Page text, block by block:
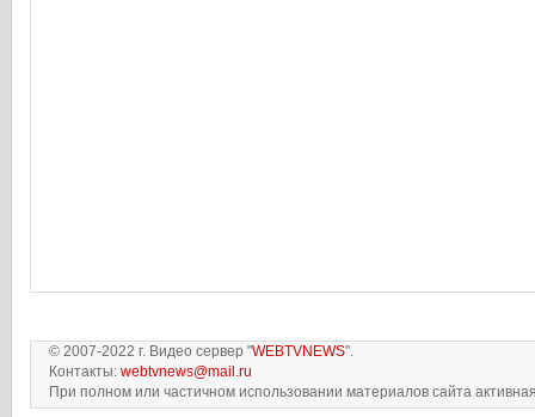
© 2007-2022 г. Видео сервер "WEBTVNEWS".
Контакты: webtvnews@mail.ru
При полном или частичном использовании материалов сайта